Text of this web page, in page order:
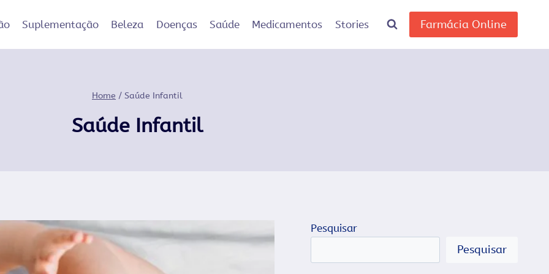
Suplementação Beleza Doenças Saúde Medicamentos Stories Farmácia Online
Home / Saúde Infantil
Saúde Infantil
Pesquisar
Pesquisar